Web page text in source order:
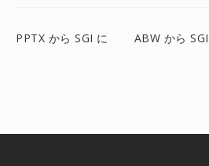
PPTX から SGI に ABW から